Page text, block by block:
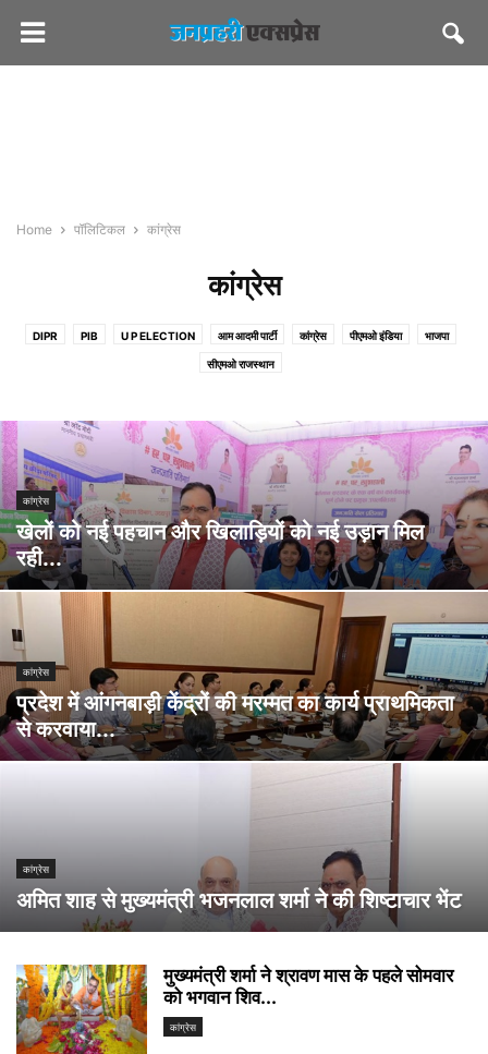
Home पॉलिटिकल कांग्रेस
कांग्रेस
DIPR PIB U P ELECTION आम आदमी पार्टी कांग्रेस पीएमओ इंडिया भाजपा
सीएमओ राजस्थान
कांग्रेस
खेलों को नई पहचान और खिलाड़ियों को नई उड़ान मिल
रही...
कांग्रेस
प्रदेश में आंगनबाड़ी केंद्रों की मरम्मत का कार्य प्राथमिकता
से करवाया...
कांग्रेस
अमित शाह से मुख्यमंत्री भजनलाल शर्मा ने की शिष्टाचार भेंट
मुख्यमंत्री शर्मा ने श्रावण मास के पहले सोमवार
को भगवान शिव...
कांग्रेस